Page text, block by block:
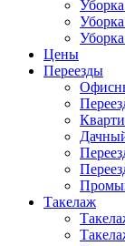
Цены
Переезды
Такелаж